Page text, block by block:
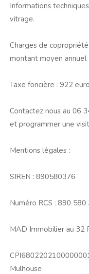
Informations
vitrage.
Charges de
montant moyen annuel
Taxe foncière : 922
Contactez nous au 06
et programmer une
Mentions légales :
SIREN : 890580376
Numéro RCS : 890 580
MAD Immobilier au 32
Mulhouse